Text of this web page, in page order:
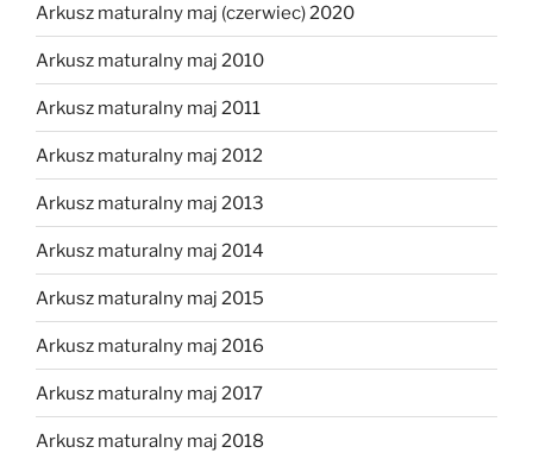
Arkusz maturalny maj (czerwiec) 2020
Arkusz maturalny maj 2010
Arkusz maturalny maj 2011
Arkusz maturalny maj 2012
Arkusz maturalny maj 2013
Arkusz maturalny maj 2014
Arkusz maturalny maj 2015
Arkusz maturalny maj 2016
Arkusz maturalny maj 2017
Arkusz maturalny maj 2018